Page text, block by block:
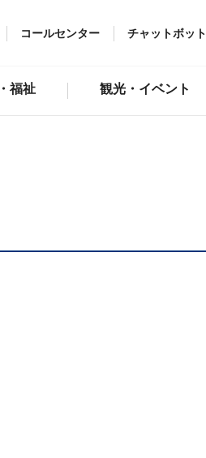
コールセンター チャットボット
福祉 観光・イベント